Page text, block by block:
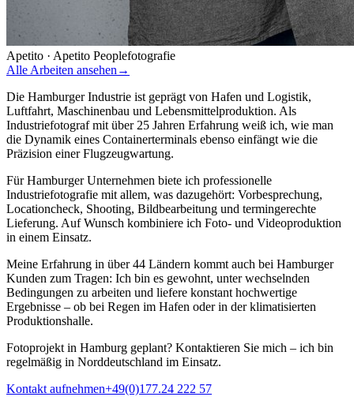
Apetito · Apetito Peoplefotografie
Alle Arbeiten ansehen→
Die Hamburger Industrie ist geprägt von Hafen und Logistik,
Luftfahrt, Maschinenbau und Lebensmittelproduktion. Als
Industriefotograf mit über 25 Jahren Erfahrung weiß ich, wie man
die Dynamik eines Containerterminals ebenso einfängt wie die
Präzision einer Flugzeugwartung.
Für Hamburger Unternehmen biete ich professionelle
Industriefotografie mit allem, was dazugehört: Vorbesprechung,
Locationcheck, Shooting, Bildbearbeitung und termingerechte
Lieferung. Auf Wunsch kombiniere ich Foto- und Videoproduktion
in einem Einsatz.
Meine Erfahrung in über 44 Ländern kommt auch bei Hamburger
Kunden zum Tragen: Ich bin es gewohnt, unter wechselnden
Bedingungen zu arbeiten und liefere konstant hochwertige
Ergebnisse – ob bei Regen im Hafen oder in der klimatisierten
Produktionshalle.
Fotoprojekt in Hamburg geplant? Kontaktieren Sie mich – ich bin
regelmäßig in Norddeutschland im Einsatz.
Kontakt aufnehmen+49(0)177.24 222 57